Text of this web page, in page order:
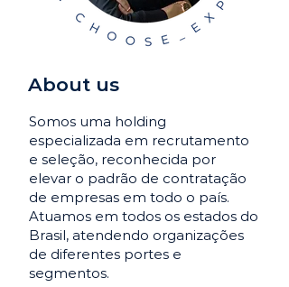
About us
Somos uma holding
especializada em recrutamento
e seleção, reconhecida por
elevar o padrão de contratação
de empresas em todo o país.
Atuamos em todos os estados do
Brasil, atendendo organizações
de diferentes portes e
segmentos.